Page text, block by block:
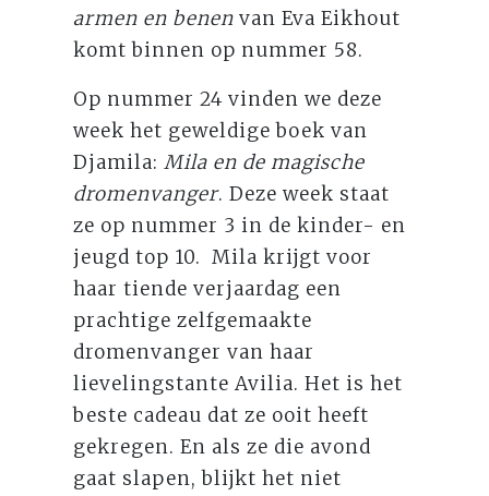
armen en benen van Eva Eikhout
komt binnen op nummer 58.
Op nummer 24 vinden we deze
week het geweldige boek van
Djamila:Mila en de magische
dromenvanger. Deze week staat
ze op nummer 3 in de kinder- en
jeugd top 10. Mila krijgt voor
haar tiende verjaardag een
prachtige zelfgemaakte
dromenvanger van haar
lievelingstante Avilia. Het is het
beste cadeau dat ze ooit heeft
gekregen. En als ze die avond
gaat slapen, blijkt het niet